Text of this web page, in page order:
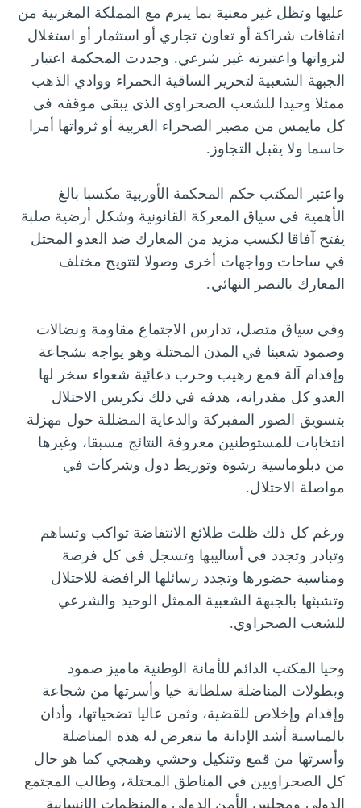
عليها وتظل غير معنية بما يبرم مع المملكة المغربية من
اتفاقات شراكة أو تعاون تجاري أو استثمار أو استغلال
لثرواتها واعتبرته غير شرعي. وجددت المحكمة اعتبار
الجبهة الشعبية لتحرير الساقية الحمراء ووادي الذهب
ممثلا وحيدا للشعب الصحراوي الذي يبقى موقفه في
كل مايمس من مصير الصحراء الغربية أو ثرواتها أمرا
حاسما ولا يقبل التجاوز.
واعتبر المكتب حكم المحكمة الأوربية مكسبا بالغ
الأهمية في سياق المعركة القانونية وشكل أرضية صلبة
يفتح آفاقا لكسب مزيد من المعارك ضد العدو المحتل
في ساحات وواجهات أخرى وصولا لتتويج مختلف
المعارك بالنصر النهائي.
وفي سياق متصل، تدارس الاجتماع مقاومة ونضالات
وصمود شعبنا في المدن المحتلة وهو يواجه بشجاعة
وإقدام آلة قمع رهيب وحرب دعائية شعواء سخر لها
العدو كل مقدراته، هدفه في ذلك تكريس الاحتلال
بتسويق الصور المفبركة والدعاية المضللة حول مهزلة
انتخابات للمستوطنين معروفة النتائج مسبقا، وغيرها
من دبلوماسية رشوة وتوريط دول وشركات في
مواصلة الاحتلال.
ورغم كل ذلك ظلت طلائع الانتفاضة تواكب وتساهم
وتبادر وتجدد في أساليبها وتسجل في كل فرصة
ومناسبة حضورها وتجدد رسائلها الرافضة للاحتلال
وتشبثها بالجبهة الشعبية الممثل الوحيد والشرعي
للشعب الصحراوي.
وحيا المكتب الدائم للأمانة الوطنية ماميز صمود
وبطولات المناضلة سلطانة خيا وأسرتها من شجاعة
وإقدام وإخلاص للقضية، وثمن عاليا تضحياتها، وأدان
بالمناسبة أشد الإدانة ما تتعرض له هذه المناضلة
وأسرتها من قمع وتنكيل وحشي وهمجي كما هو حال
كل الصحراويين في المناطق المحتلة، وطالب المجتمع
الدولي ومجلس الأمن الدولي والمنظمات الإنسانية